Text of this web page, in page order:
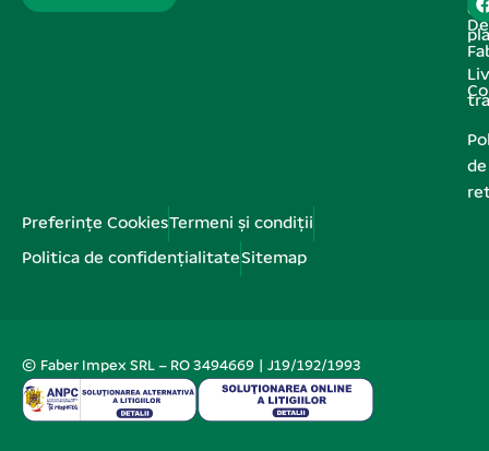
de
de
Preferințe CookiesTermeni și condiții
Politica de confidențialitateSitemap
© Faber Impex SRL – RO 3494669 | J19/192/1993